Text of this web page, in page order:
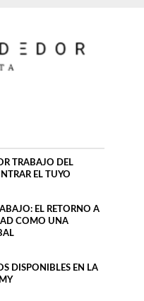
TRABAJO DEL
EL TUYO
EL RETORNO A
COMO UNA
DISPONIBLES EN LA